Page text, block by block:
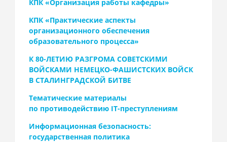
КПК «Организация работы кафедры»
КПК «Практические аспекты
организационного обеспечения
образовательного процесса»
К 80-ЛЕТИЮ РАЗГРОМА СОВЕТСКИМИ
ВОЙСКАМИ НЕМЕЦКО-ФАШИСТСКИХ ВОЙСК
В СТАЛИНГРАДСКОЙ БИТВЕ
Тематические материалы
по противодействию IT-преступлениям
Информационная безопасность:
государственная политика